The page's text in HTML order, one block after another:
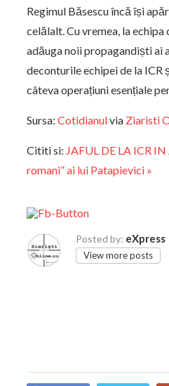
Regimul Băsescu încă își
celălalt. Cu vremea, la
adăuga noii propagandiști ai
deconturile echipei de la ICR
câteva operațiuni esențiale
Sursa: Cotidianulvia Ziaristi
Cititi si: JAFUL DE LA ICR
romani” ai lui Patapievici »
Posted by: eXpress
View more posts